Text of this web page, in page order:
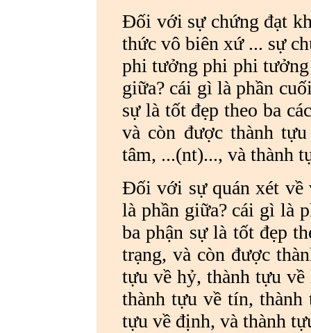
Đối với sự chứng đạt
thức vô biên xứ ... sự
phi tưởng phi phi
giữa? cái gì là phần
sự là tốt đẹp theo ba
và còn được thành
tâm, ...(nt)..., và thành
Đối với sự quán xét về
là phần giữa? cái gì là
ba phận sự là tốt đẹp
trạng, và còn được
tựu về hỷ, thành tựu
thành tựu về tín, thành
tựu về định, và thành